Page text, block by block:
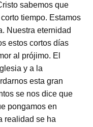
sabemos que
tiempo. Estamos
Nuestra eternidad
estos cortos días
al prójimo. El
y a la
esta gran
se nos dice que
pongamos en
realidad se ha